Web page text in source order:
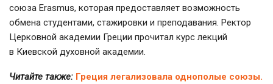
союза Erasmus, которая предоставляет возможность
обмена студентами, стажировки и преподавания. Ректор
Церковной академии Греции прочитал курс лекций
в Киевской духовной академии.
Читайте также: Греция легализовала однополые союзы.